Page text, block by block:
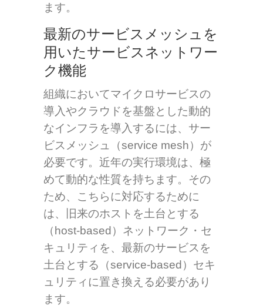
ます。
最新のサービスメッシュを
用いたサービスネットワー
ク機能
組織においてマイクロサービスの
導入やクラウドを基盤とした動的
なインフラを導入するには、サー
ビスメッシュ（service mesh）が
必要です。近年の実行環境は、極
めて動的な性質を持ちます。その
ため、こちらに対応するために
は、旧来のホストを土台とする
（host-based）ネットワーク・セ
キュリティを、最新のサービスを
土台とする（service-based）セキ
ュリティに置き換える必要があり
ます。